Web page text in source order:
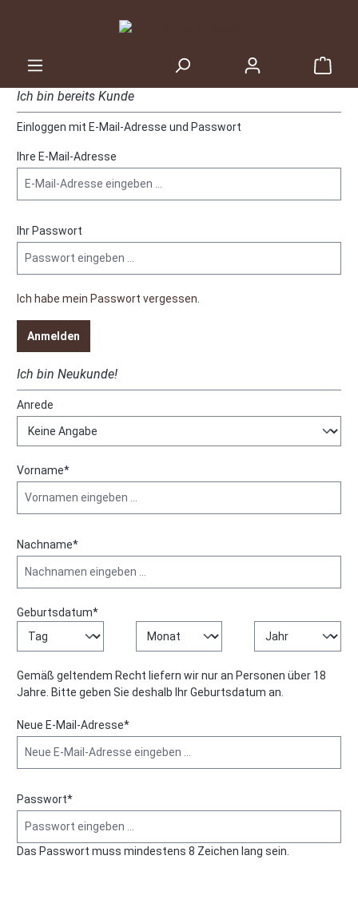
Ich bin bereits Kunde
Einloggen mit E-Mail-Adresse und Passwort
Ihre E-Mail-Adresse
Ihr Passwort
Ich habe mein Passwort vergessen.
Anmelden
Ich bin Neukunde!
Persönliche Informationen
Anrede
Vorname*
Nachname*
Geburtsdatum*
Gemäß geltendem Recht liefern wir nur an Personen über 18
Jahre. Bitte geben Sie deshalb Ihr Geburtsdatum an.
Neue E-Mail-Adresse*
Passwort*
Das Passwort muss mindestens 8 Zeichen lang sein.